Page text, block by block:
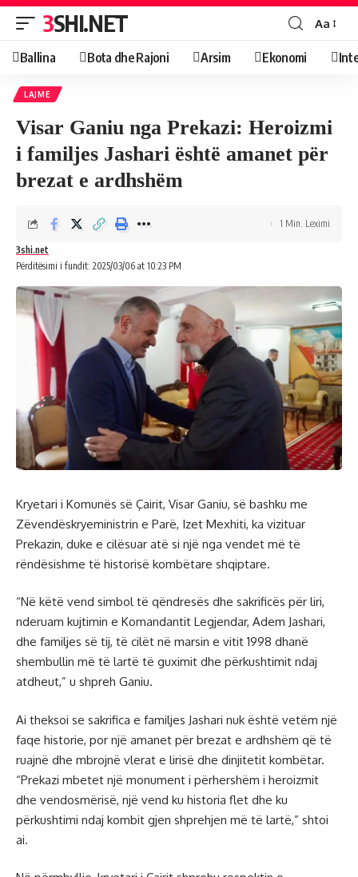
3SHI.NET Aa
Ballina Bota dhe Rajoni Arsim Ekonomi
LAJME
Visar Ganiu nga Prekazi: Heroizmi
i familjes Jashari është amanet për
brezat e ardhshëm
Përditësimi i fundit: 2025/03/06 at 10:23 PM
3shi.net
1 Min. Leximi
Kryetari i Komunës së Çairit, Visar Ganiu, së bashku me
Zëvendëskryeministrin e Parë, Izet Mexhiti, ka vizituar
Prekazin, duke e cilësuar atë si një nga vendet më të
rëndësishme të historisë kombëtare shqiptare.
“Në këtë vend simbol të qëndresës dhe sakrificës për liri,
nderuam kujtimin e Komandantit Legjendar, Adem Jashari,
dhe familjes së tij, të cilët në marsin e vitit 1998 dhanë
shembullin më të lartë të guximit dhe përkushtimit ndaj
atdheut,” u shpreh Ganiu.
Ai theksoi se sakrifica e familjes Jashari nuk është vetëm një
faqe historie, por një amanet për brezat e ardhshëm që të
ruajnë dhe mbrojnë vlerat e lirisë dhe dinjitetit kombëtar.
“Prekazi mbetet një monument i përhershëm i heroizmit
dhe vendosmërisë, një vend ku historia flet dhe ku
përkushtimi ndaj kombit gjen shprehjen më të lartë,” shtoi
ai.